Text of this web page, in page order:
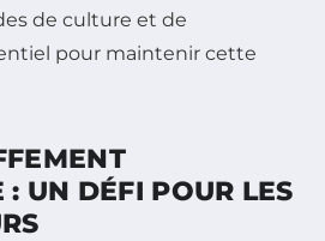
de culture et de
pour maintenir cette
: UN DÉFI POUR LES